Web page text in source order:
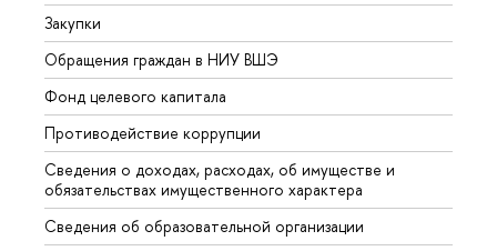
Закупки
Обращения граждан в НИУ ВШЭ
Фонд целевого капитала
Противодействие коррупции
Сведения о доходах, расходах, об имуществе и
обязательствах имущественного характера
Сведения об образовательной организации